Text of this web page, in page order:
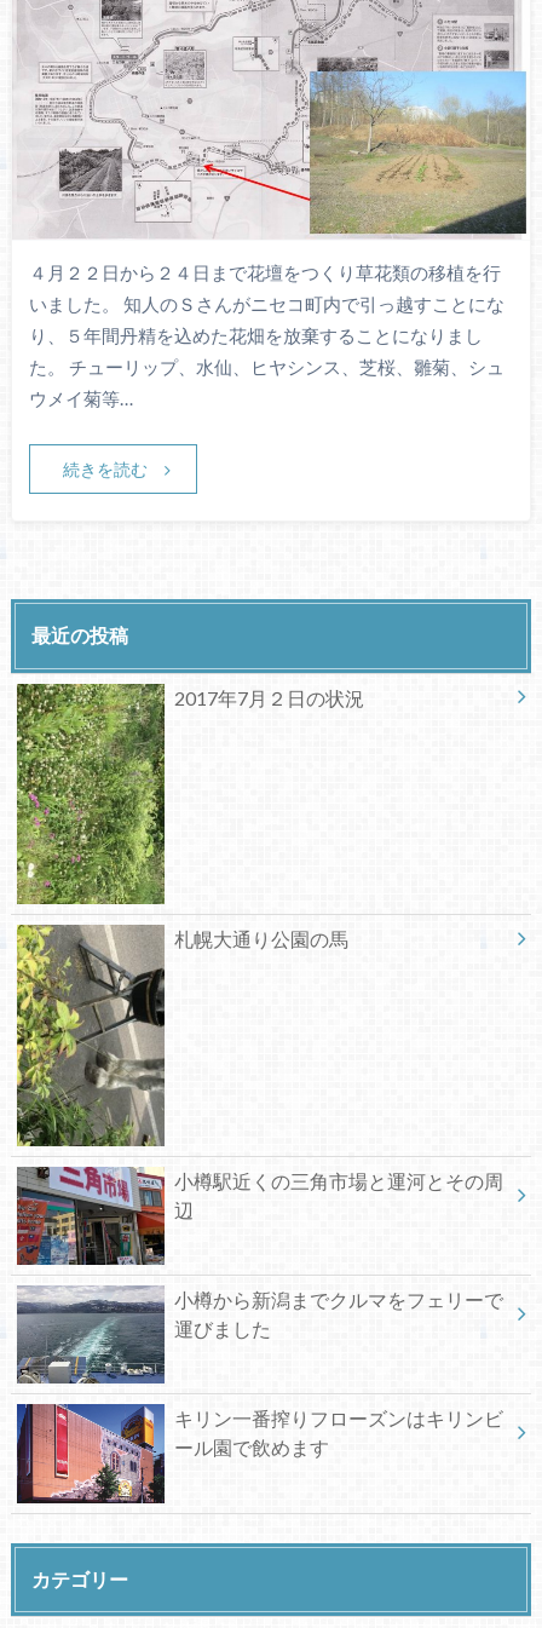
４月２２日から２４日まで花壇をつくり草花類の移植を行
いました。 知人のＳさんがニセコ町内で引っ越すことにな
り、５年間丹精を込めた花畑を放棄することになりまし
た。 チューリップ、水仙、ヒヤシンス、芝桜、雛菊、シュ
ウメイ菊等…
続きを読む
最近の投稿
2017年7月２日の状況
札幌大通り公園の馬
小樽駅近くの三角市場と運河とその周
辺
小樽から新潟までクルマをフェリーで
運びました
キリン一番搾りフローズンはキリンビ
ール園で飲めます
カテゴリー